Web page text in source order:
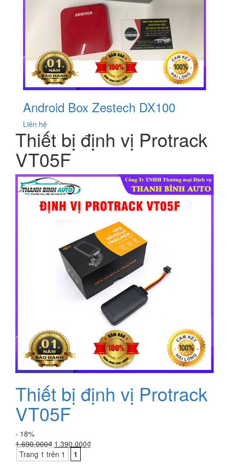
Android Box Zestech DX100
Liên hệ
Thiết bị định vị Protrack
VT05F
Thiết bị định vị Protrack
VT05F
- 18%
1.690.000₫ Giá
gốc
là:
1.390.000₫Giá
Trang 1 trên 1 1